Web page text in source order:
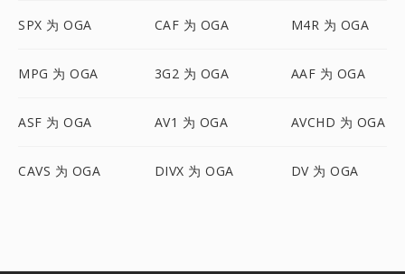
SPX 为 OGA CAF 为 OGA M4R 为 OGA
MPG 为 OGA 3G2 为 OGA AAF 为 OGA
ASF 为 OGA AV1 为 OGA AVCHD 为 OGA
CAVS 为 OGA DIVX 为 OGA DV 为 OGA